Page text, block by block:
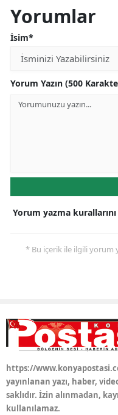
Yorumlar
İsim*
Yorum Yazın (500
Yorum yazma kurallarını
* Bu içerik ile ilgili yorum
https://
yayınlanan yazı, haber,
saklıdır. İzin alınmadan,
kullanılamaz.